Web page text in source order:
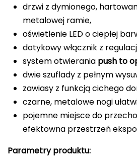
drzwi z dymionego,
metalowej ramie,
oświetlenie LED o ciepłej
dotykowy włącznik z
system otwierania push to
dwie szuflady z pełnym
zawiasy z funkcją cichego
czarne, metalowe nogi
pojemne miejsce do
efektowna przestrzeń
Parametry produktu: